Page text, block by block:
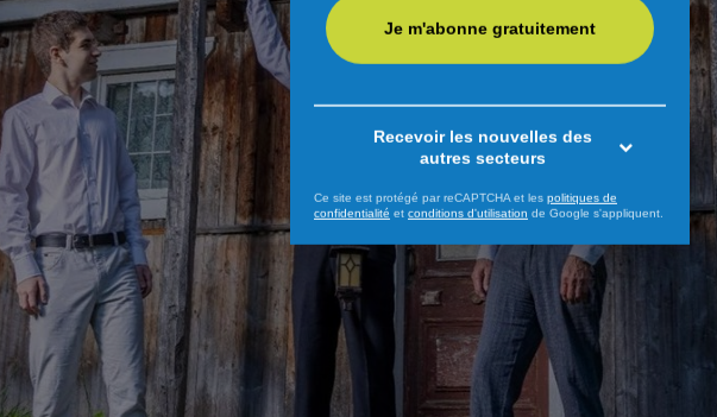
Je m'abonne gratuitement
Recevoir les nouvelles des
autres secteurs
Ce site est protégé par reCAPTCHA et les politiques de
confidentialité et conditions d'utilisation de Google s'appliquent.